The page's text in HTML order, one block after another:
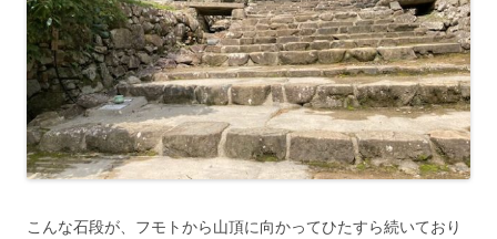
こんな石段が、フモトから山頂に向かってひたすら続いており